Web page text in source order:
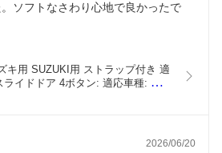
ソフトなさわり心地で良かったで
キ用 SUZUKI用 ストラップ付き 適
イドドア 4ボタン: 適応車種: 新型
2026/06/20